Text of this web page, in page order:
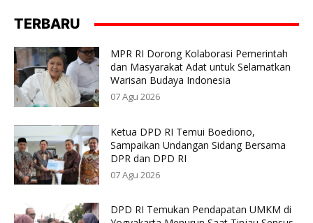
TERBARU
MPR RI Dorong Kolaborasi Pemerintah
dan Masyarakat Adat untuk Selamatkan
Warisan Budaya Indonesia
07 Agu 2026
Ketua DPD RI Temui Boediono,
Sampaikan Undangan Sidang Bersama
DPR dan DPD RI
07 Agu 2026
DPD RI Temukan Pendapatan UMKM di